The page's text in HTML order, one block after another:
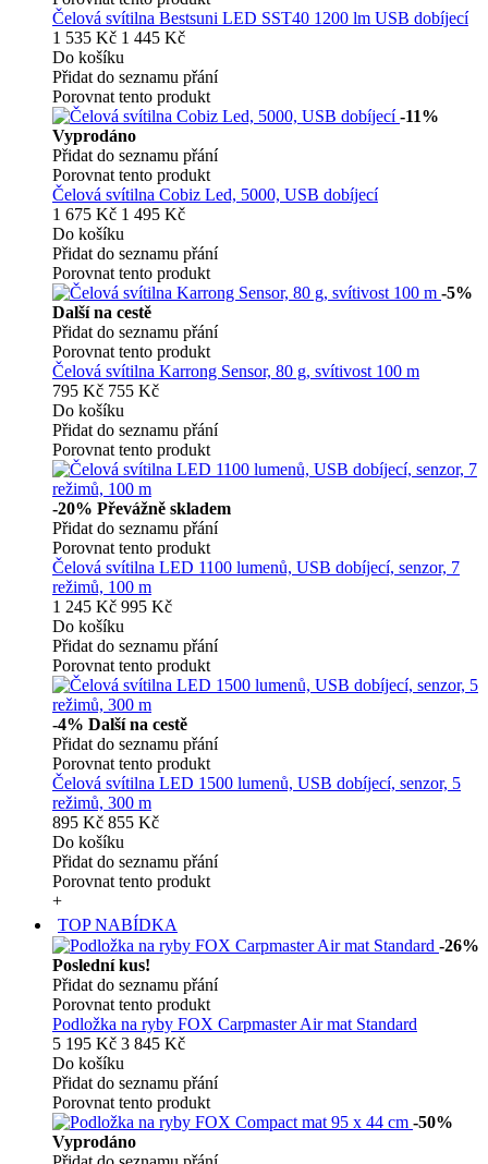
Čelová svítilna Bestsuni LED SST40 1200 lm USB dobíjecí
1 535 Kč 1 445 Kč
Do košíku
Přidat do seznamu přání
Porovnat tento produkt
-11%
Vyprodáno
Přidat do seznamu přání
Porovnat tento produkt
Čelová svítilna Cobiz Led, 5000, USB dobíjecí
1 675 Kč 1 495 Kč
Do košíku
Přidat do seznamu přání
Porovnat tento produkt
-5%
Další na cestě
Přidat do seznamu přání
Porovnat tento produkt
Čelová svítilna Karrong Sensor, 80 g, svítivost 100 m
795 Kč 755 Kč
Do košíku
Přidat do seznamu přání
Porovnat tento produkt
-20% Převážně skladem
Přidat do seznamu přání
Porovnat tento produkt
Čelová svítilna LED 1100 lumenů, USB dobíjecí, senzor, 7
režimů, 100 m
1 245 Kč 995 Kč
Do košíku
Přidat do seznamu přání
Porovnat tento produkt
-4% Další na cestě
Přidat do seznamu přání
Porovnat tento produkt
Čelová svítilna LED 1500 lumenů, USB dobíjecí, senzor, 5
režimů, 300 m
895 Kč 855 Kč
Do košíku
Přidat do seznamu přání
Porovnat tento produkt
+
TOP NABÍDKA
-26%
Poslední kus!
Přidat do seznamu přání
Porovnat tento produkt
Podložka na ryby FOX Carpmaster Air mat Standard
5 195 Kč 3 845 Kč
Do košíku
Přidat do seznamu přání
Porovnat tento produkt
-50%
Vyprodáno